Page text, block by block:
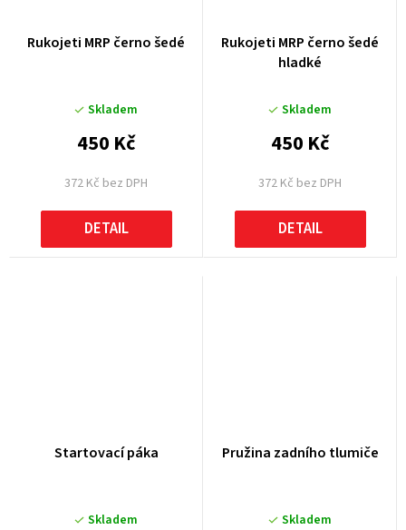
Rukojeti MRP černo šedé
Skladem
372 Kč bez DPH
450 Kč
DETAIL
Rukojeti MRP černo šedé
hladké
Skladem
372 Kč bez DPH
450 Kč
DETAIL
Startovací páka
Skladem
Pružina zadního tlumiče
Skladem